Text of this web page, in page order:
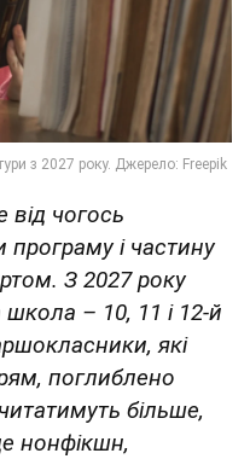
від чогось
програму і частину
З 2027 року
– 10, 11 і 12-й
які
поглиблено
більше,
нонфікшн,